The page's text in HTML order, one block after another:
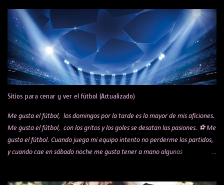
Sitios para cenar y ver el fútbol (Actualizado)
Me gusta el fútbol, los domingos por la tarde es la mayor de mis aficiones.
Me gusta el fútbol, con los gritos y los goles se desatan las pasiones. ⚽ Me
gusta el fútbol. Cuando juega mi equipo intento no perderme los partidos,
y cuando cae en sábado noche me gusta tener a mano algunas